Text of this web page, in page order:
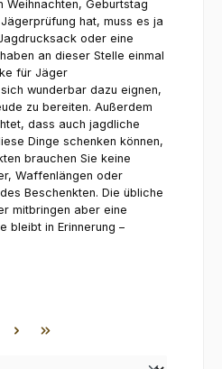
Weihnachten, Geburtstag
hat, muss es ja
oder eine
an dieser Stelle einmal
für Jäger
wunderbar dazu eignen,
zu bereiten. Außerdem
dass auch jagdliche
Dinge schenken können,
brauchen Sie keine
Waffenlängen oder
Beschenkten. Die übliche
mitbringen aber eine
bleibt in Erinnerung –